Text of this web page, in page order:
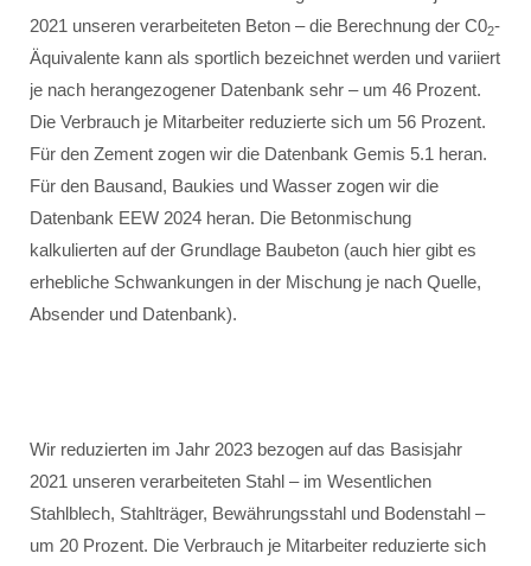
2021 unseren verarbeiteten Beton – die Berechnung der C02-
Äquivalente kann als sportlich bezeichnet werden und variiert
je nach herangezogener Datenbank sehr – um 46 Prozent.
Die Verbrauch je Mitarbeiter reduzierte sich um 56 Prozent.
Für den Zement zogen wir die Datenbank Gemis 5.1 heran.
Für den Bausand, Baukies und Wasser zogen wir die
Datenbank EEW 2024 heran. Die Betonmischung
kalkulierten auf der Grundlage Baubeton (auch hier gibt es
erhebliche Schwankungen in der Mischung je nach Quelle,
Absender und Datenbank).
Wir reduzierten im Jahr 2023 bezogen auf das Basisjahr
2021 unseren verarbeiteten Stahl – im Wesentlichen
Stahlblech, Stahlträger, Bewährungsstahl und Bodenstahl –
um 20 Prozent. Die Verbrauch je Mitarbeiter reduzierte sich